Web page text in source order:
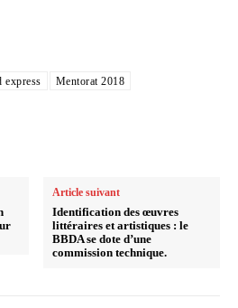
express Mentorat 2018
Article suivant
Identification des œuvres
littéraires et artistiques : le
BBDA se dote d’une
commission technique.